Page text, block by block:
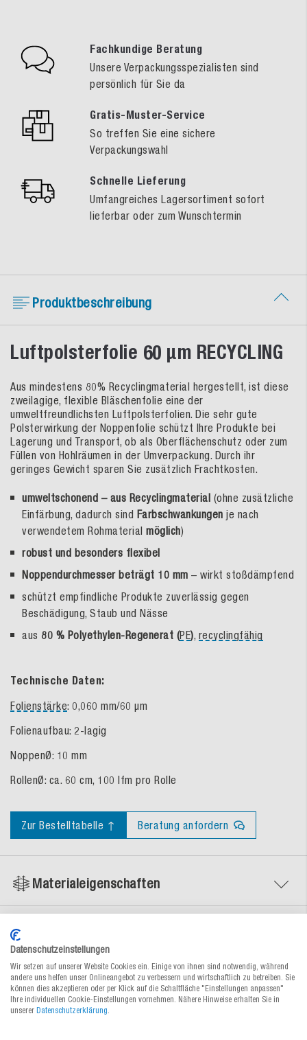
Fachkundige Beratung
Unsere Verpackungsspezialisten sind
persönlich für Sie da
Gratis-Muster-Service
So treffen Sie eine sichere
Verpackungswahl
Schnelle Lieferung
Umfangreiches Lagersortiment sofort
lieferbar oder zum Wunschtermin
Produktbeschreibung
Luftpolsterfolie 60 µm RECYCLING
Aus mindestens 80% Recyclingmaterial hergestellt, ist diese
zweilagige, flexible Bläschenfolie eine der
umweltfreundlichsten Luftpolsterfolien. Die sehr gute
Polsterwirkung der Noppenfolie schützt Ihre Produkte bei
Lagerung und Transport, ob als Oberflächenschutz oder zum
Füllen von Hohlräumen in der Umverpackung. Durch ihr
geringes Gewicht sparen Sie zusätzlich Frachtkosten.
umweltschonend – aus Recyclingmaterial (ohne zusätzliche
Einfärbung, dadurch sind Farbschwankungen je nach
verwendetem Rohmaterial möglich)
robust und besonders flexibel
Noppendurchmesser beträgt 10 mm – wirkt stoßdämpfend
schützt empfindliche Produkte zuverlässig gegen
Beschädigung, Staub und Nässe
aus 80 % Polyethylen-Regenerat (PE), recyclingfähig
Technische Daten:
Folienstärke: 0,060 mm/60 µm
Folienaufbau: 2-lagig
NoppenØ: 10 mm
RollenØ: ca. 60 cm, 100 lfm pro Rolle
Zur Bestelltabelle ↑ Beratung anfordern
Materialeigenschaften
Dokumente
Datenschutzeinstellungen
Wir setzen auf unserer Website Cookies ein. Einige von ihnen sind notwendig, während
andere uns helfen unser Onlineangebot zu verbessern und wirtschaftlich zu betreiben. Sie
können dies akzeptieren oder per Klick auf die Schaltfläche "Einstellungen anpassen"
Ihre individuellen Cookie-Einstellungen vornehmen. Nähere Hinweise erhalten Sie in
unserer Datenschutzerklärung